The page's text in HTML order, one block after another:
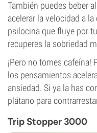
También puedes beber
acelerar la velocidad a
psilocina que fluye por
recuperes la sobriedad
¡Pero no tomes cafeína!
los pensamientos
ansiedad. Si ya la has
plátano para
Trip Stopper 3000